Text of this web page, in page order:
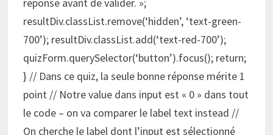
resultDiv.classList.remove(‘hidden’, ‘text-green-
700’); resultDiv.classList.add(‘text-red-700’);
quizForm.querySelector(‘button’).focus(); return;
} // Dans ce quiz, la seule bonne réponse mérite 1
point // Notre value dans input est « 0 » dans tout
le code – on va comparer le label text instead //
On cherche le label dont l’input est sélectionné